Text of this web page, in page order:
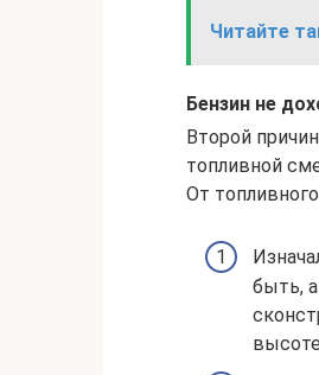
Читайте
Бензин не
Второй
топливной
От
быть,